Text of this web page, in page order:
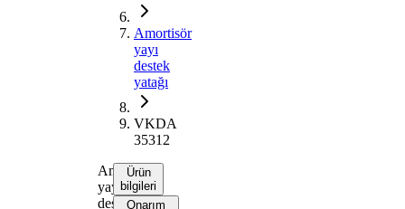
Amortisör
yayı
destek
yatağı
VKDA
35312
Amortisör
yayı
destek
Ürün
bilgileri
Onarım